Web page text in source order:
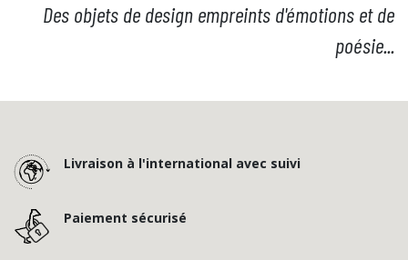
Des objets de design empreints d'émotions et de
poésie...
Livraison à l'international avec suivi
Paiement sécurisé